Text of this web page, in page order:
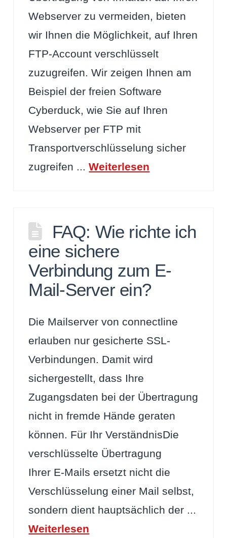
Webserver zu vermeiden, bieten
wir Ihnen die Möglichkeit, auf Ihren
FTP-Account verschlüsselt
zuzugreifen. Wir zeigen Ihnen am
Beispiel der freien Software
Cyberduck, wie Sie auf Ihren
Webserver per FTP mit
Transportverschlüsselung sicher
zugreifen ...Weiterlesen
FAQ: Wie richte ich
eine sichere
Verbindung zum E-
Mail-Server ein?
Die Mailserver von connectline
erlauben nur gesicherte SSL-
Verbindungen. Damit wird
sichergestellt, dass Ihre
Zugangsdaten bei der Übertragung
nicht in fremde Hände geraten
können. Für Ihr VerständnisDie
verschlüsselte Übertragung
Ihrer E-Mails ersetzt nicht die
Verschlüsselung einer Mail selbst,
sondern dient hauptsächlich der ...
Weiterlesen